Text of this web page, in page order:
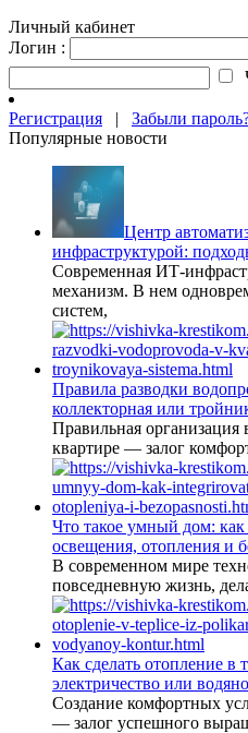
Личный кабинет
Логин :
Регистрация | Забыли
Популярные новости
Центр
инфраструктурой:
Современная ИТ-
механизм. В нем
систем,
Правила разводки
коллекторная или
Правильная
квартире — залог
Что такое умный дом:
освещения, отопления и
В современном мире
повседневную жизнь,
Как сделать отопление в
электричество или
Создание комфортных
— залог успешного